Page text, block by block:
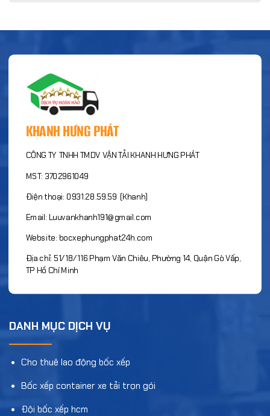
KHANH HƯNG PHÁT
CÔNG TY TNHH TMDV VẬN TẢI KHANH HƯNG PHÁT
MST: 3702961049
Điện thoại: 0931.28.59.59 (Khanh)
Email: Luuvankhanh191@gmail.com
Website: bocxephungphat24h.com
Địa chỉ: 51/18/116 Phạm Văn Chiêu, Phường 14, Quận Gò Vấp,
TP Hồ Chí Minh
DANH MỤC DỊCH VỤ
Cho thuê lao động bốc xếp
Bốc xếp container xe tải trọn gói
Đội bốc xếp hcm